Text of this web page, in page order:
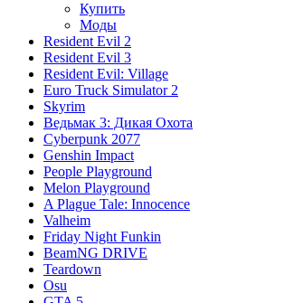
Купить
Моды
Resident Evil 2
Resident Evil 3
Resident Evil: Village
Euro Truck Simulator 2
Skyrim
Ведьмак 3: Дикая Охота
Cyberpunk 2077
Genshin Impact
People Playground
Melon Playground
A Plague Tale: Innocence
Valheim
Friday Night Funkin
BeamNG DRIVE
Teardown
Osu